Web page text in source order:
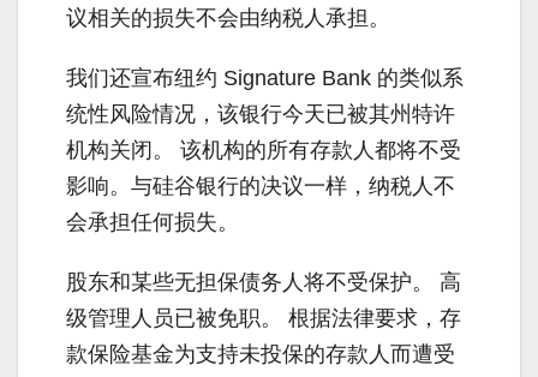
议相关的损失不会由纳税人承担。
我们还宣布纽约 Signature Bank 的类似系
统性风险情况，该银行今天已被其州特许
机构关闭。 该机构的所有存款人都将不受
影响。与硅谷银行的决议一样，纳税人不
会承担任何损失。
股东和某些无担保债务人将不受保护。 高
级管理人员已被免职。 根据法律要求，存
款保险基金为支持未投保的存款人而遭受